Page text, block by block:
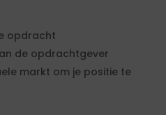
opdracht
de opdrachtgever
markt om je positie te